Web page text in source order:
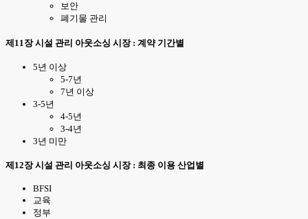
보안
폐기물 관리
제11장 시설 관리 아웃소싱 시장 : 계약 기간별
5년 이상
5-7년
7년 이상
3-5년
4-5년
3-4년
3년 미만
제12장 시설 관리 아웃소싱 시장 : 최종 이용 산업별
BFSI
교육
정부